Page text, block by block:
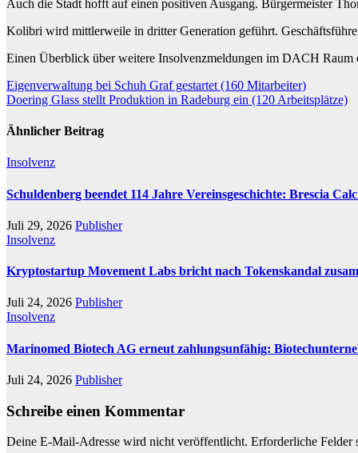
Auch die Stadt hofft auf einen positiven Ausgang. Bürgermeister
Kolibri wird mittlerweile in dritter Generation geführt.
Einen Überblick über weitere Insolvenzmeldungen im DACH Raum
Beitragsnavigation
Eigenverwaltung bei Schuh Graf gestartet (160 Mitarbeiter)
Doering Glass stellt Produktion in Radeburg ein (120 Arbeitsplätze)
Ähnlicher Beitrag
Insolvenz
Schuldenberg beendet 114 Jahre Vereinsgeschichte: Brescia
Juli 29, 2026 Publisher
Insolvenz
Kryptostartup Movement Labs bricht nach Tokenskandal
Juli 24, 2026 Publisher
Insolvenz
Marinomed Biotech AG erneut zahlungsunfähig:
Juli 24, 2026 Publisher
Schreibe einen Kommentar
Deine E-Mail-Adresse wird nicht veröffentlicht. Erforderliche Felder